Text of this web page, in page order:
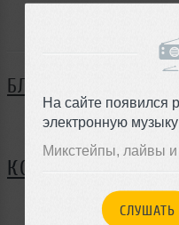
На сайте появился
электронную
Микстейпы, лайвы
СЛУШАТЬ
БЛОГ
КОММЕНТАРИИ